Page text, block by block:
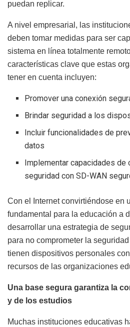
puedan replicar.
A nivel empresarial, las
deben tomar medidas para ser
sistema en línea totalmente
características clave que estas
tener en cuenta incluyen:
Promover una conexión
Brindar seguridad a los
Incluir funcionalidades de
datos
Implementar capacidades de
seguridad con SD-WAN
Con el Internet convirtiéndose en
fundamental para la educación a
desarrollar una estrategia de
para no comprometer la
tienen dispositivos personales
recursos de las organizaciones
Una base segura garantiza la
y de los estudios
Muchas instituciones educativas